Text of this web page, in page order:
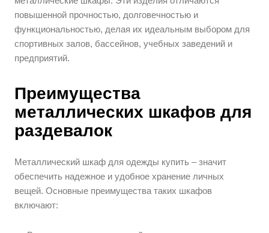
повышенной прочностью, долговечностью и
функциональностью, делая их идеальным выбором для
спортивных залов, бассейнов, учебных заведений и
предприятий.
Преимущества
металлических шкафов для
раздевалок
Металлический шкаф для одежды купить – значит
обеспечить надежное и удобное хранение личных
вещей. Основные преимущества таких шкафов
включают: